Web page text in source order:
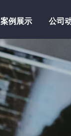
案例展示
案例展示
公司
公司动